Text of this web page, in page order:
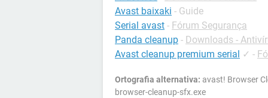
Avast baixaki - Guide
Serial avast - Fórum Segurança
Panda cleanup - Downloads -
Avast cleanup premium serial ✓ -
Ortografia alternativa: avast! Browser
browser-cleanup-sfx.exe